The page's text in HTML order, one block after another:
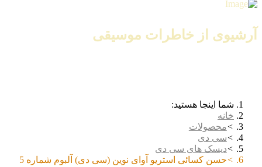
آرشیوی از خاطرات موسیقی
شما اینجا هستید:
خانه
محصولات
سی دی
دیسک های سی دی
حسن کسائی استریو آوای نوین (سی دی) آلبوم شماره 5